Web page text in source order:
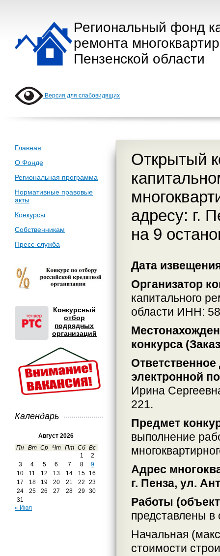
Региональный фонд
ремонта
Пензенской области
Версия для слабовидящих
Главная
О Фонде
Региональная программа
Нормативные правовые
акты
Конкурсы
Собственникам
Пресс-служба
Конкурсный
отбор
подрядных
организаций
Календарь
Август 2026
Пн Вт Ср Чт Пт Сб Вс
1
2
3
4 5 6 7 8
9
10
11 12 13 14 15
16
17
18 19 20 21 22
23
24
25 26 27 28 29
30
31
« Июл
Открытый
адресу: г.
на 9
Дата
Организатор
капитального
области ИНН:
конкурса
электронной
Ирина
221.
Предмет
выполнение
Адрес
г. Пенза, ул.
Работы
представлены в
Начальная
стоимости